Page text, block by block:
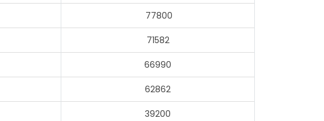
77800
71582
66990
62862
39200